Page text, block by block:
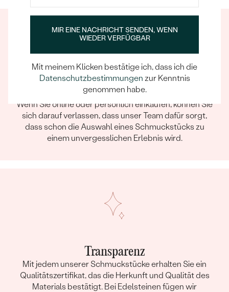
KARATGEWICHT:
Rund
REINHEIT:
SI3
G-H
Natürlich
über den Produktionsfortschritt. Das
aus als ich gehofft habe (ihr gefällt der Ring
auch sehr). Insgesamt also ein wirklich guter
Shop, den ich uneingeschränkt
weiterempfehlen kann!
Ein Eppi-sches Erlebnis
Wenn Sie online oder persönlich einkaufen, können Sie
sich darauf verlassen, dass unser Team dafür sorgt,
dass schon die Auswahl eines Schmuckstücks zu
einem unvergesslichen Erlebnis wird.
Transparenz
Mit jedem unserer Schmuckstücke erhalten Sie ein
Qualitätszertifikat, das die Herkunft und Qualität des
Materials bestätigt. Bei Edelsteinen fügen wir
MIR EINE NACHRICHT SENDEN, WENN
WIEDER VERFÜGBAR
Mit meinem Klicken bestätige ich, dass ich die
Datenschutzbestimmungen zur Kenntnis
genommen habe.